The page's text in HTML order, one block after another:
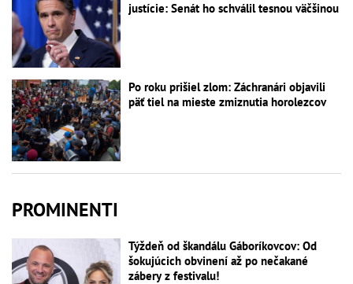
justície: Senát ho schválil tesnou väčšinou
Po roku prišiel zlom: Záchranári objavili
päť tiel na mieste zmiznutia horolezcov
PROMINENTI
Týždeň od škandálu Gáboríkovcov: Od
šokujúcich obvinení až po nečakané
zábery z festivalu!